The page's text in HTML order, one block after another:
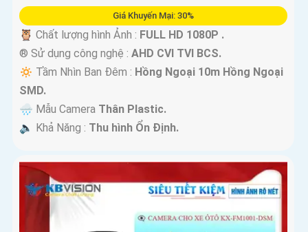
Giá Khuyến Mại: 30%
🦉 Chất lượng hình Ảnh : FULL HD 1080P .
®️ Sử dụng công nghệ : AHD CVI TVI BCS.
🔅 Tầm Nhìn Ban Đêm : Hồng Ngoại 10m Hồng Ngoại
SMD.
🌧️ Mẫu Camera Thân Plastic.
️🔈 Khả Năng : Thu hình Ổn Định.